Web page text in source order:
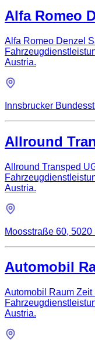
Alfa Romeo
Alfa Romeo Denzel
Austria.
Innsbrucker
Allround
Allround Transped
Austria.
Moosstraße 60,
Automobil
Automobil Raum Zeit
Austria.